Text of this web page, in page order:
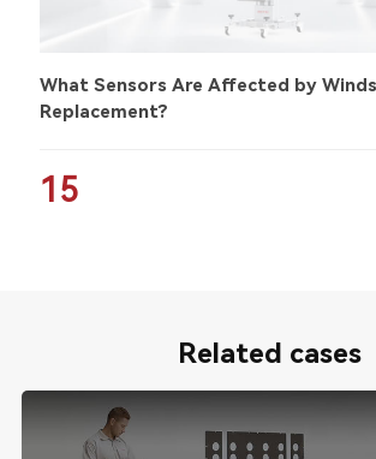
What Sensors Are Affected by
Replacement?
15
Related cases